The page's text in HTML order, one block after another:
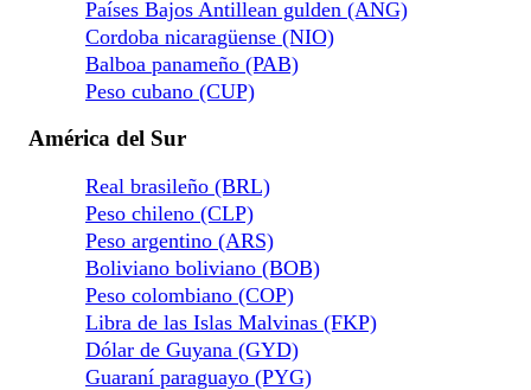
Países Bajos Antillean gulden (ANG)
Cordoba nicaragüense (NIO)
Balboa panameño (PAB)
Peso cubano (CUP)
América del Sur
Real brasileño (BRL)
Peso chileno (CLP)
Peso argentino (ARS)
Boliviano boliviano (BOB)
Peso colombiano (COP)
Libra de las Islas Malvinas (FKP)
Dólar de Guyana (GYD)
Guaraní paraguayo (PYG)